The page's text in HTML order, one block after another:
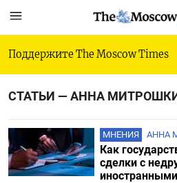
Поддержите The Moscow Times
СТАТЬИ — АННА
МНЕНИЯ АННА
Как
сделки с